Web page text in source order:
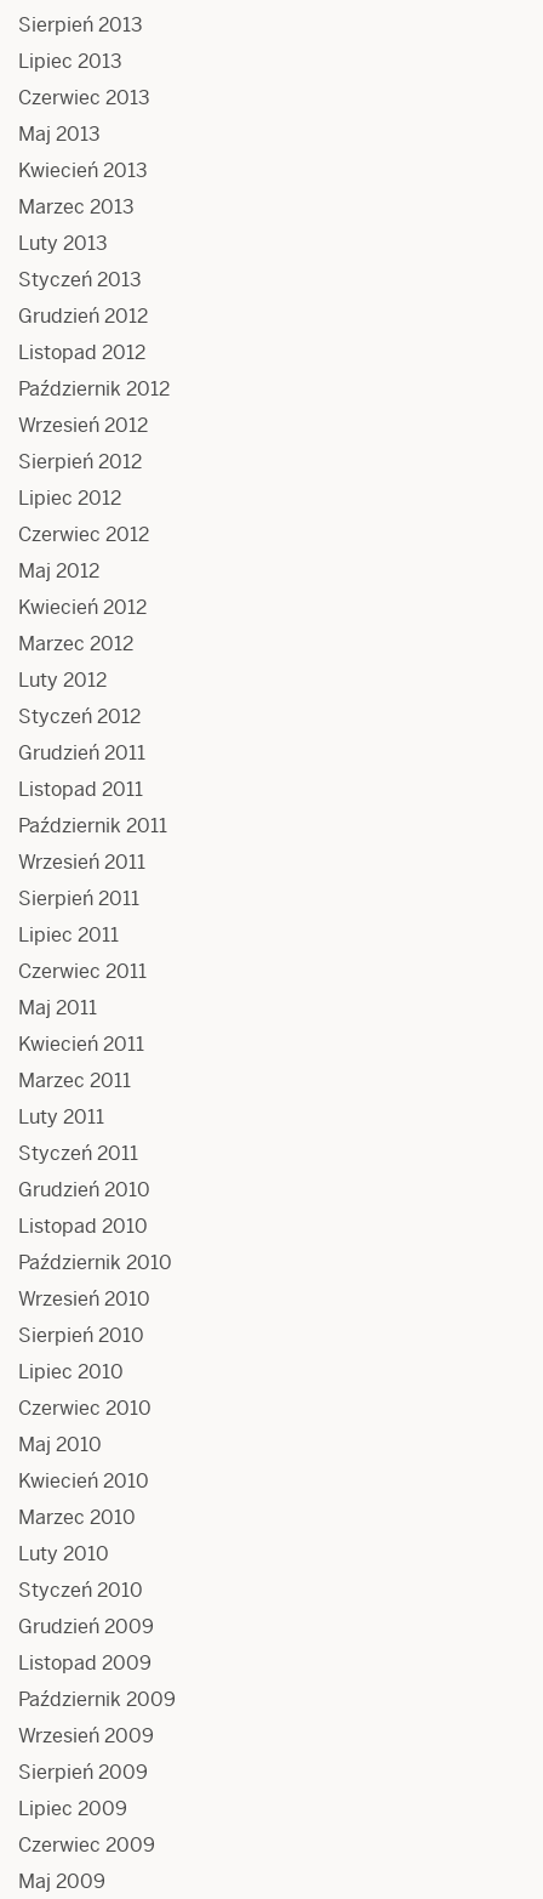
Sierpień 2013
Lipiec 2013
Czerwiec 2013
Maj 2013
Kwiecień 2013
Marzec 2013
Luty 2013
Styczeń 2013
Grudzień 2012
Listopad 2012
Październik 2012
Wrzesień 2012
Sierpień 2012
Lipiec 2012
Czerwiec 2012
Maj 2012
Kwiecień 2012
Marzec 2012
Luty 2012
Styczeń 2012
Grudzień 2011
Listopad 2011
Październik 2011
Wrzesień 2011
Sierpień 2011
Lipiec 2011
Czerwiec 2011
Maj 2011
Kwiecień 2011
Marzec 2011
Luty 2011
Styczeń 2011
Grudzień 2010
Listopad 2010
Październik 2010
Wrzesień 2010
Sierpień 2010
Lipiec 2010
Czerwiec 2010
Maj 2010
Kwiecień 2010
Marzec 2010
Luty 2010
Styczeń 2010
Grudzień 2009
Listopad 2009
Październik 2009
Wrzesień 2009
Sierpień 2009
Lipiec 2009
Czerwiec 2009
Maj 2009